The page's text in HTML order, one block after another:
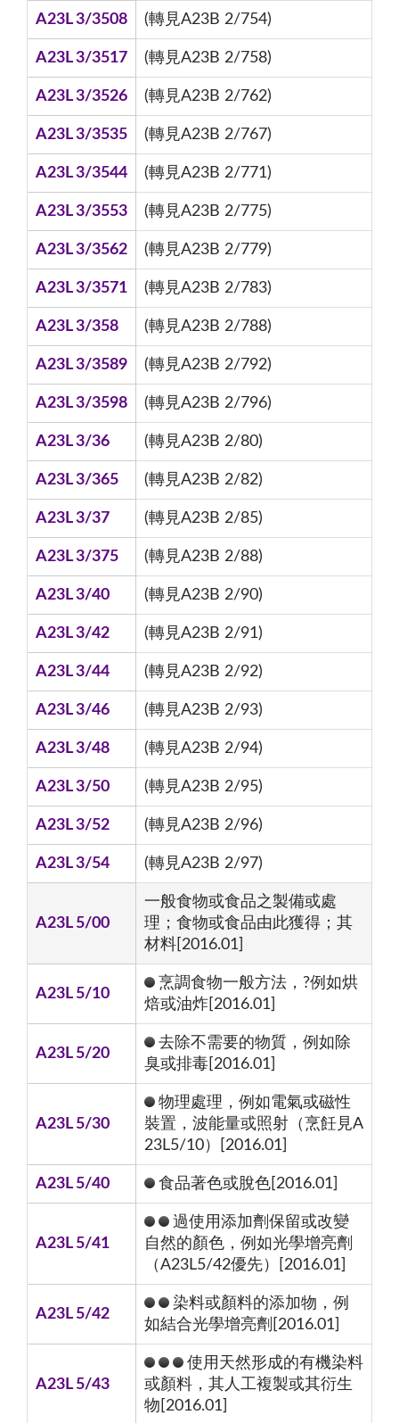
A23L 3/3508 (轉見A23B 2/754)
A23L 3/3517 (轉見A23B 2/758)
A23L 3/3526 (轉見A23B 2/762)
A23L 3/3535 (轉見A23B 2/767)
A23L 3/3544 (轉見A23B 2/771)
A23L 3/3553 (轉見A23B 2/775)
A23L 3/3562 (轉見A23B 2/779)
A23L 3/3571 (轉見A23B 2/783)
A23L 3/358 (轉見A23B 2/788)
A23L 3/3589 (轉見A23B 2/792)
A23L 3/3598 (轉見A23B 2/796)
A23L 3/36 (轉見A23B 2/80)
A23L 3/365 (轉見A23B 2/82)
A23L 3/37 (轉見A23B 2/85)
A23L 3/375 (轉見A23B 2/88)
A23L 3/40 (轉見A23B 2/90)
A23L 3/42 (轉見A23B 2/91)
A23L 3/44 (轉見A23B 2/92)
A23L 3/46 (轉見A23B 2/93)
A23L 3/48 (轉見A23B 2/94)
A23L 3/50 (轉見A23B 2/95)
A23L 3/52 (轉見A23B 2/96)
A23L 3/54 (轉見A23B 2/97)
A23L 5/00
一般食物或食品之製備或處
理；食物或食品由此獲得；其
材料[2016.01]
A23L 5/10
烹調食物一般方法，?例如烘
焙或油炸[2016.01]
A23L 5/20
去除不需要的物質，例如除
臭或排毒[2016.01]
A23L 5/30
物理處理，例如電氣或磁性
裝置，波能量或照射（烹飪見A
23L5/10）[2016.01]
A23L 5/40 食品著色或脫色[2016.01]
A23L 5/41
過使用添加劑保留或改變
自然的顏色，例如光學增亮劑
（A23L5/42優先）[2016.01]
A23L 5/42
染料或顏料的添加物，例
如結合光學增亮劑[2016.01]
A23L 5/43
使用天然形成的有機染料
或顏料，其人工複製或其衍生
物[2016.01]